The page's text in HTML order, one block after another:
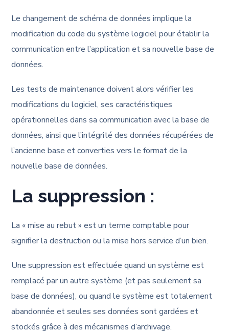
Le changement de schéma de données implique la
modification du code du système logiciel pour établir la
communication entre l’application et sa nouvelle base de
données.
Les tests de maintenance doivent alors vérifier les
modifications du logiciel, ses caractéristiques
opérationnelles dans sa communication avec la base de
données, ainsi que l’intégrité des données récupérées de
l’ancienne base et converties vers le format de la
nouvelle base de données.
La suppression :
La « mise au rebut » est un terme comptable pour
signifier la destruction ou la mise hors service d’un bien.
Une suppression est effectuée quand un système est
remplacé par un autre système (et pas seulement sa
base de données), ou quand le système est totalement
abandonnée et seules ses données sont gardées et
stockés grâce à des mécanismes d’archivage.